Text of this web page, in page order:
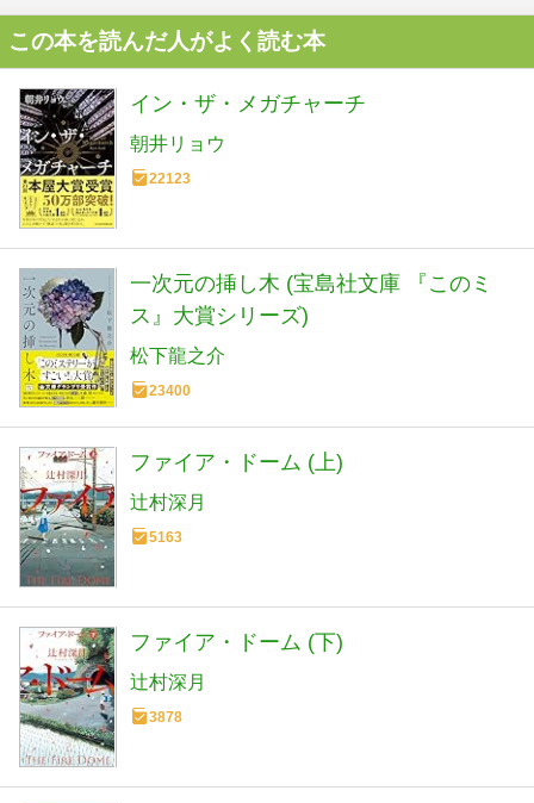
この本を読んだ人がよく読む本
イン・ザ・メガチャーチ
朝井リョウ
22123
一次元の挿し木 (宝島社文庫 『このミ
ス』大賞シリーズ)
松下龍之介
23400
ファイア・ドーム (上)
辻村深月
5163
ファイア・ドーム (下)
辻村深月
3878